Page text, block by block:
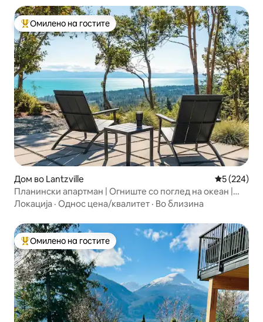
Меѓу најуспешните „Омилени на гостите“
Омилено на гостите
Дом во Lantzville Просечна
5 (224)
Планински апартман | Огниште со поглед на океан |
Целосна кујна
Локација · Однос цена/квалитет · Во близина
Меѓу најуспешните „Омилени на гостите“
Омилено на гостите